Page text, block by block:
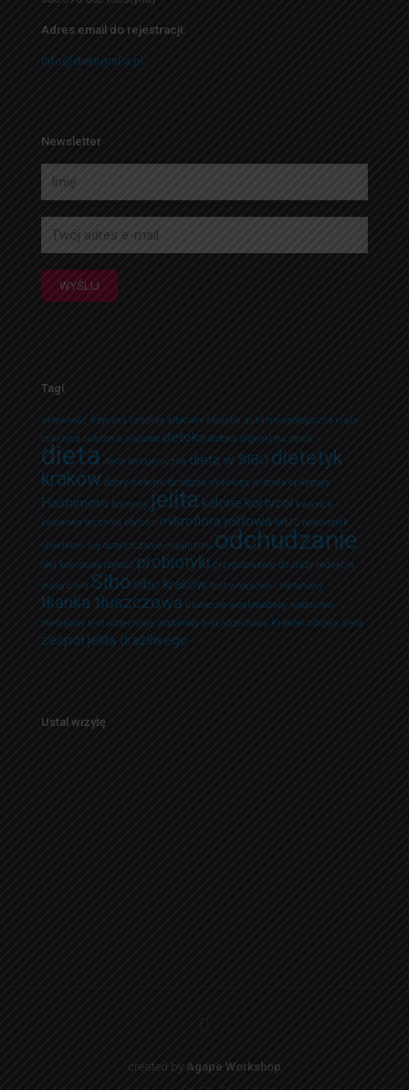
Adres email do rejestracji:
info@dietografia.pl
Newsletter
Tagi
aktywność fizyczna candida albicans choroba autoimmunologiczna ciąża
cukrzyca cukrzyca ciążowa detoks detoks organizmu detox
dieta dieta ketogeniczna dieta w SIBO dietetyk
kraków dobry dietetyk drożdżak dysbioza jelitowa epilepsja
Hashimoto hormony jelita kalorie kortyzol kwasica
ketonowa leczenie otyłości mikroflora jelitowa MMC noworodek
objadanie się oczyszczanie organizmu odchudzanie
olej kokosowy otyłość probiotyki przygotowanie do ciąży redukcja
masy ciała Sibo sibo kraków test wodorowo - metanowy
tkanka tłuszczowa trawienie weglowodany wodorowo-
metanowy test oddechowy wodorowy test oddechowy Kraków zdrowa dieta
zespół jelita drażliwego
Ustal wizytę
created by Agape Workshop